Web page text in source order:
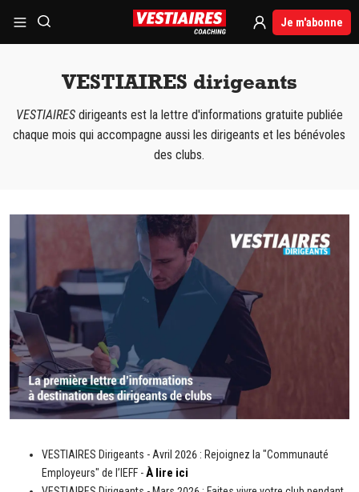
Je m'abonne
VESTIAIRES dirigeants
VESTIAIRESdirigeants est la lettre d'informations gratuite publiée
chaque mois qui accompagne aussi les dirigeants et les bénévoles
des clubs.
VESTIAIRES Dirigeants - Avril 2026 : Rejoignez la "Communauté
Employeurs" de l’IEFF -À lire ici